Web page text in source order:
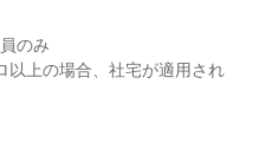
のみ
以上の場合、社宅が適用され